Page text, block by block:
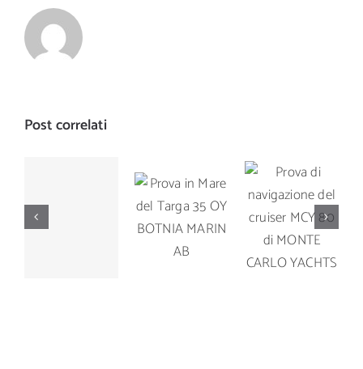
Post correlati
Prova di
navigazione
Prova in
Mare del
Targa 35
OY
BOTNIA
navigazione
del cruiser
MCY 80 di
CARLO